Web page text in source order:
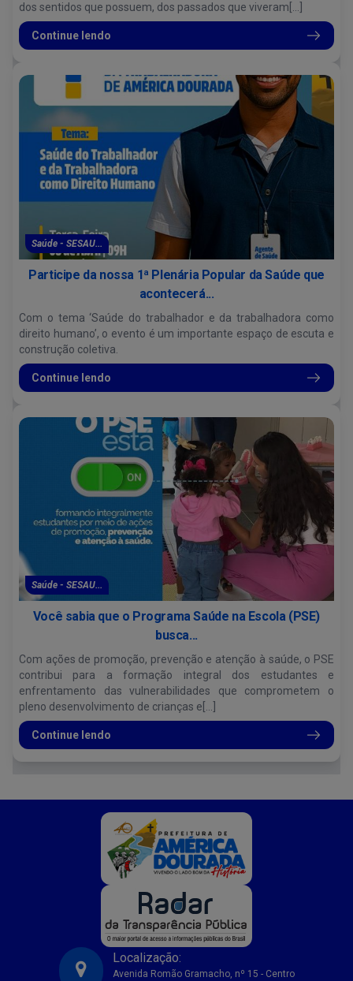
dos sentidos que possuem, dos passados que viveram[...]
Continue lendo
Saúde - SESAU...
Participe da nossa 1ª Plenária Popular da Saúde que
acontecerá...
Com o tema ‘Saúde do trabalhador e da trabalhadora como
direito humano’, o evento é um importante espaço de escuta e
construção coletiva.
Continue lendo
Saúde - SESAU...
Você sabia que o Programa Saúde na Escola (PSE)
busca...
Com ações de promoção, prevenção e atenção à saúde, o PSE
contribui para a formação integral dos estudantes e
enfrentamento das vulnerabilidades que comprometem o
pleno desenvolvimento de crianças e[...]
Continue lendo
Localização:
Avenida Romão Gramacho, nº 15 - Centro